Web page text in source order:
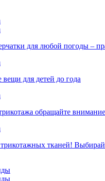
для любой погоды –
для детей до года
обращайте
тканей!